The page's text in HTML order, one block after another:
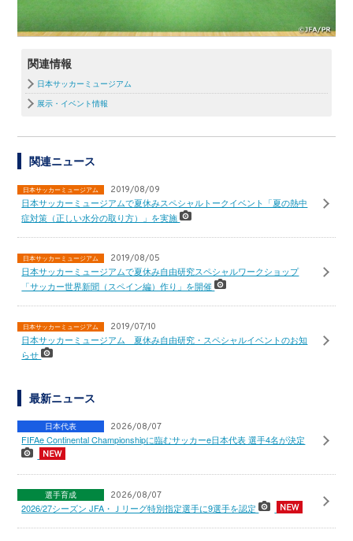
関連情報
日本サッカーミュージアム
展示・イベント情報
関連ニュース
日本サッカーミュージアム 2019/08/09
日本サッカーミュージアムで夏休みスペシャルトークイベント「夏の熱中
症対策（正しい水分の取り方）」を実施
日本サッカーミュージアム 2019/08/05
日本サッカーミュージアムで夏休み自由研究スペシャルワークショップ
「サッカー世界新聞（スペイン編）作り」を開催
日本サッカーミュージアム 2019/07/10
日本サッカーミュージアム 夏休み自由研究・スペシャルイベントのお知
らせ
最新ニュース
日本代表 2026/08/07
FIFAe Continental Championshipに臨むサッカーe日本代表 選手4名が決定
選手育成 2026/08/07
2026/27シーズン JFA・Ｊリーグ特別指定選手に9選手を認定